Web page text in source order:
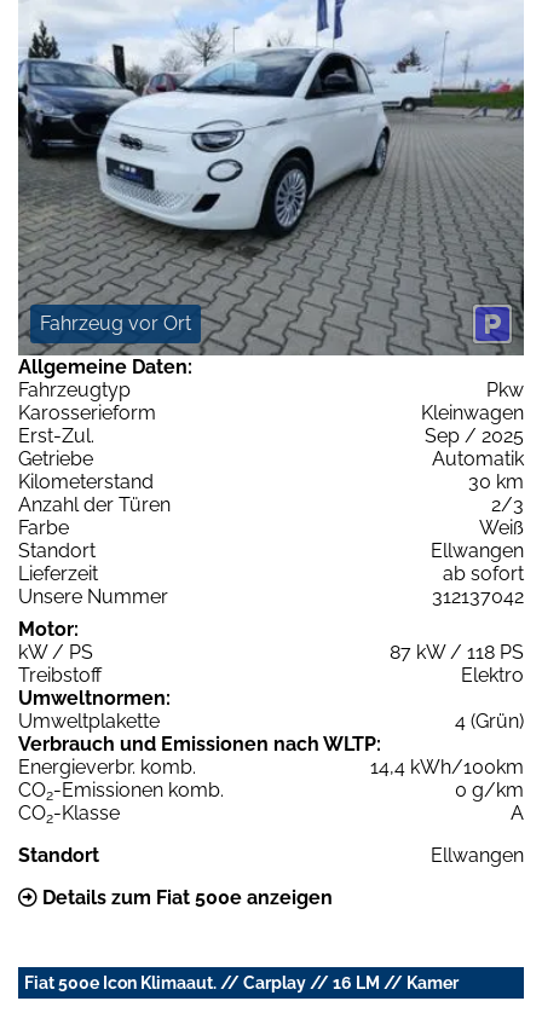
Fahrzeug vor Ort
Allgemeine Daten:
Fahrzeugtyp
Pkw
Karosserieform
Kleinwagen
Erst-Zul.
Sep / 2025
Getriebe
Automatik
Kilometerstand
30 km
Anzahl der Türen
2/3
Farbe
Weiß
Standort
Ellwangen
Lieferzeit
ab sofort
Unsere Nummer
312137042
Motor:
kW / PS
87 kW / 118 PS
Treibstoff
Elektro
Umweltnormen:
Umweltplakette
4 (Grün)
Verbrauch und Emissionen nach WLTP:
Energieverbr. komb.
14,4 kWh/100km
CO2-Emissionen komb.
0 g/km
CO2-Klasse
A
Standort
Ellwangen
Details zum Fiat 500e anzeigen
Fiat 500e Icon Klimaaut. // Carplay // 16 LM // Kamer